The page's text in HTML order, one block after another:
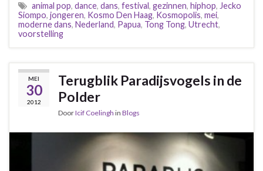
animal pop, dance, dans, festival , gezinnen, hiphop, Jecko
Siompo, jongeren, Kosmo Den Haag, Kosmopolis, mei,
moderne dans, Nederland, Papua, Tong Tong, Utrecht,
voorstelling
MEI
30
2012
Terugblik Paradijsvogels in de
Polder
DoorIcif Coelingh in Blogs